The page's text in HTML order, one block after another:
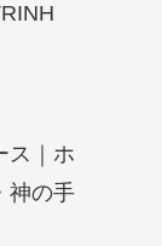
ス｜ホ
神の手